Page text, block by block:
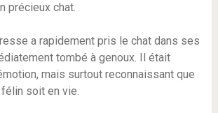
précieux chat.
a rapidement pris le chat dans ses
tombé à genoux. Il était
mais surtout reconnaissant que
soit en vie.